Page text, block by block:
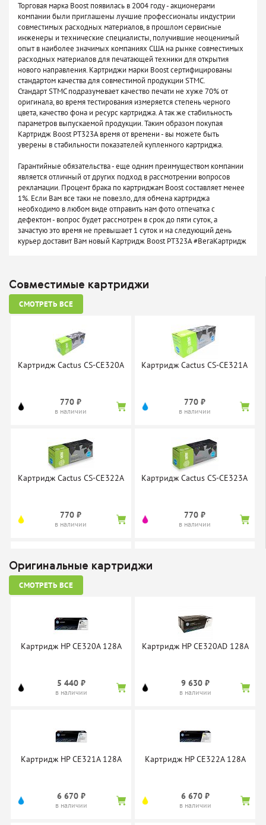
Торговая марка Boost появилась в 2004 году - акционерами
компании были приглашены лучшие профессионалы индустрии
совместимых расходных материалов, в прошлом сервисные
инженеры и технические специалисты, получившие неоценимый
опыт в наиболее значимых компаниях США на рынке совместимых
расходных материалов для печатающей техники для открытия
нового направления. Картриджи марки Boost сертифицированы
стандартом качества для совместимой продукции STMC.
Стандарт STMC подразумевает качество печати не хуже 70% от
оригинала, во время тестирования измеряется степень черного
цвета, качество фона и ресурс картриджа. А так же стабильность
параметров выпускаемой продукции. Таким образом покупая
Картридж Boost PT323A время от времени - вы можете быть
уверены в стабильности показателей купленного картриджа.
Гарантийные обязательства - еще одним преимуществом компании
является отличный от других подход в рассмотрении вопросов
рекламации. Процент брака по картриджам Boost составляет менее
1%. Если Вам все таки не повезло, для обмена картриджа
необходимо в любом виде отправить нам фото отпечатка с
дефектом - вопрос будет рассмотрен в срок до пяти суток, а
зачастую это время не превышает 1 суток и на следующий день
курьер доставит Вам новый Картридж Boost PT323A #ВегаКартридж
Совместимые картриджи
СМОТРЕТЬ ВСЕ
Картридж Cactus CS-CE320A
770 ₽
в наличии
Картридж Cactus CS-CE321A
770 ₽
в наличии
Картридж Cactus CS-CE322A
770 ₽
в наличии
Картридж Cactus CS-CE323A
770 ₽
в наличии
Картридж Boost PT320A
нет в наличии нет в наличии
нет в наличии нет в наличии
Оригинальные картриджи
СМОТРЕТЬ ВСЕ
Картридж HP CE320A 128A
5 440 ₽
в наличии
Картридж HP CE320AD 128A
9 630 ₽
в наличии
Картридж HP CE321A 128A
6 670 ₽
в наличии
Картридж HP CE322A 128A
6 670 ₽
в наличии